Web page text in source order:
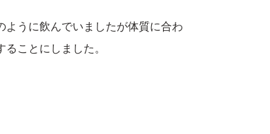
ように飲んでいましたが体質に合わ
ことにしました。